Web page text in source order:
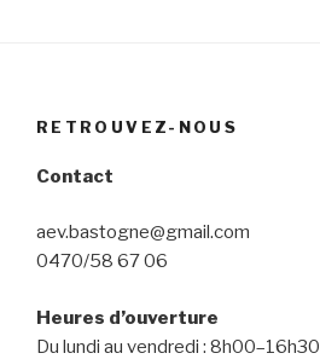
RETROUVEZ-NOUS
Contact
aev.bastogne@gmail.com
0470/58 67 06
Heures d’ouverture
Du lundi au vendredi : 8h00–16h30